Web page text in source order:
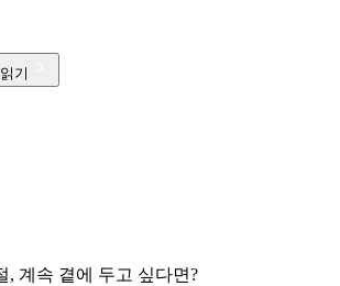
기
, 계속 곁에 두고 싶다면?